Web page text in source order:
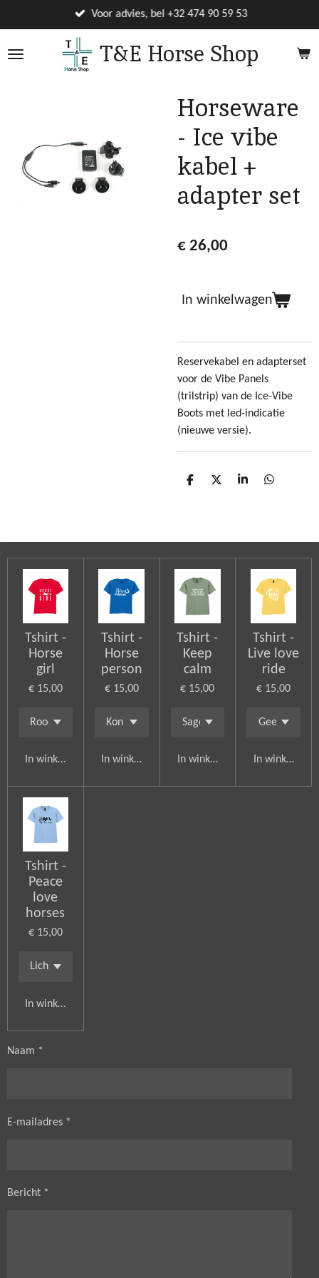
direct
naar
T&E Horse Shop
Voor advies, bel +32 474 90 59 53
Horseware
- Ice vibe
kabel +
adapter set
€ 26,00
In winkelwagen
Reservekabel en adapterset
voor de Vibe Panels
(trilstrip) van de Ice-Vibe
Boots met led-indicatie
(nieuwe versie).
D
D
S
D
Tshirt -
Horse
girl
€ 15,00
In winkelwagen
Tshirt -
Horse
person
€ 15,00
In winkelwagen
Tshirt -
Keep
calm
€ 15,00
In winkelwagen
Tshirt -
Live love
ride
€ 15,00
In
Tshirt -
Peace
love
horses
€ 15,00
In winkelwagen
Naam *
E-mailadres *
Bericht *